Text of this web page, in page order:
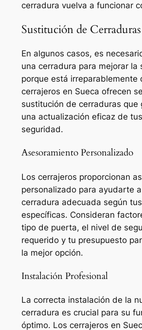
cerradura vuelva a funcionar
Sustitución de Cerraduras
En algunos casos, es
una cerradura para mejorar la
porque está irreparablemente
cerrajeros en Sueca ofrecen
sustitución de cerraduras que
una actualización eficaz de
seguridad.
Asesoramiento Personalizado
Los cerrajeros proporcionan
personalizado para ayudarte
cerradura adecuada según
específicas. Consideran
tipo de puerta, el nivel de
requerido y tu presupuesto
la mejor opción.
Instalación Profesional
La correcta instalación de la
cerradura es crucial para su
óptimo. Los cerrajeros en